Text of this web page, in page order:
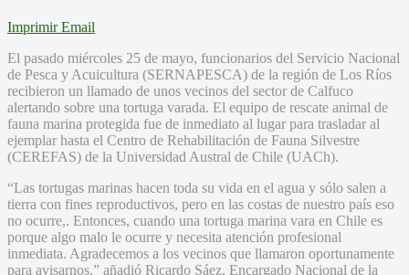
Imprimir Email
El pasado miércoles 25 de mayo, funcionarios del Servicio Nacional
de Pesca y Acuicultura (SERNAPESCA) de la región de Los Ríos
recibieron un llamado de unos vecinos del sector de Calfuco
alertando sobre una tortuga varada. El equipo de rescate animal de
fauna marina protegida fue de inmediato al lugar para trasladar al
ejemplar hasta el Centro de Rehabilitación de Fauna Silvestre
(CEREFAS) de la Universidad Austral de Chile (UACh).
“Las tortugas marinas hacen toda su vida en el agua y sólo salen a
tierra con fines reproductivos, pero en las costas de nuestro país eso
no ocurre,. Entonces, cuando una tortuga marina vara en Chile es
porque algo malo le ocurre y necesita atención profesional
inmediata. Agradecemos a los vecinos que llamaron oportunamente
para avisarnos,” añadió Ricardo Sáez, Encargado Nacional de la